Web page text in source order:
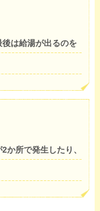
は給湯が出るのを
か所で発生したり、